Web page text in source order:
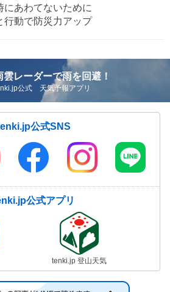
にあわてないために
行動で防災力アップ
雲レーダーで雨を回避！
公式 天気予報アプリ
公式SNS
公式アプリ
tenki.jp 登山天気